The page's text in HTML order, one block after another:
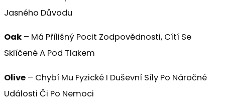
Jasného Důvodu
Oak – Má Přílišný Pocit Zodpovědnosti, Cítí Se
Sklíčené A Pod Tlakem
Olive – Chybí Mu Fyzické I Duševní Síly Po Náročné
Události Či Po Nemoci